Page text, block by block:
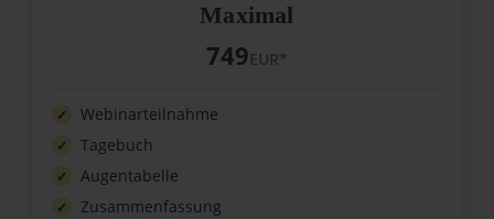
Maximal
749EUR*
Webinarteilnahme
Tagebuch
Augentabelle
Zusammenfassung